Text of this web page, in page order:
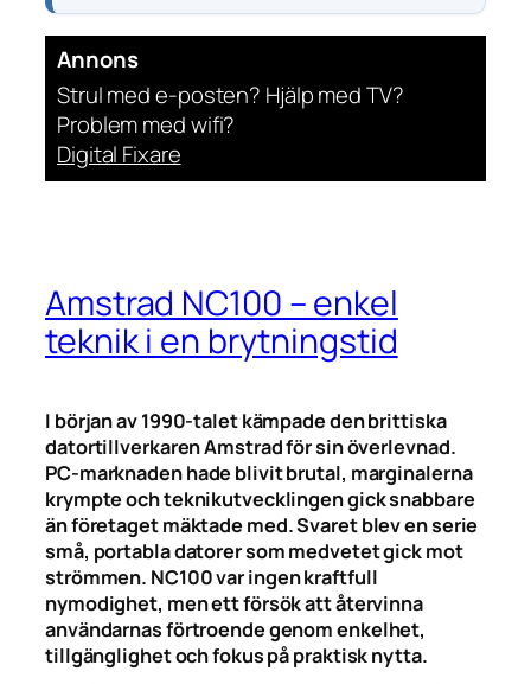
Annons
Strul med e-posten? Hjälp med TV?
Problem med wifi?
Digital Fixare
Amstrad NC100 – enkel
teknik i en brytningstid
I början av 1990-talet kämpade den brittiska
datortillverkaren Amstrad för sin överlevnad.
PC-marknaden hade blivit brutal, marginalerna
krympte och teknikutvecklingen gick snabbare
än företaget mäktade med. Svaret blev en serie
små, portabla datorer som medvetet gick mot
strömmen. NC100 var ingen kraftfull
nymodighet, men ett försök att återvinna
användarnas förtroende genom enkelhet,
tillgänglighet och fokus på praktisk nytta.